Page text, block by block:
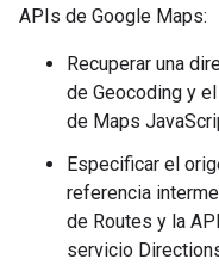
APIs de Google Maps:
Recuperar una
de Geocoding y
de Maps
Especificar el
referencia
de Routes y la
servicio